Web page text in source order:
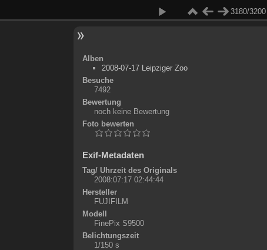
3180/3200
Alben
2008-07-17 Leipziger Zoo
Besuche
7492
Bewertung
noch keine Bewertung
Foto bewerten
Exif-Metadaten
Tag/ Uhrzeit des Originals
2008:07:17 02:44:44
Hersteller
FUJIFILM
Modell
FinePix S9500
Belichtungszeit
1/150 s